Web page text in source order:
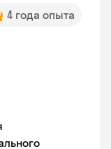
4 года опыта